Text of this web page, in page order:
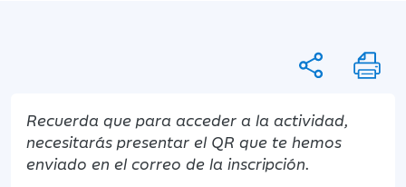
Recuerda que para acceder a la actividad,
necesitarás presentar el QR que te hemos
enviado en el correo de la inscripción.